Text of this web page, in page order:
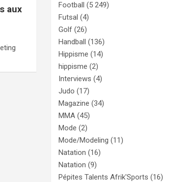
aux
Football (5 249)
Futsal (4)
Golf (26)
Handball (136)
Hippisme (14)
hippisme (2)
Interviews (4)
Judo (17)
Magazine (34)
MMA (45)
Mode (2)
Mode/Modeling (11)
Natation (16)
Natation (9)
Pépites Talents Afrik'Sports (16)